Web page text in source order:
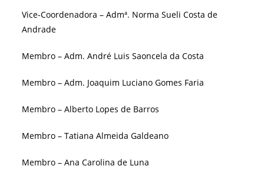
Vice-Coordenadora – Admª. Norma Sueli Costa de
Andrade
Membro – Adm. André Luis Saoncela da Costa
Membro – Adm. Joaquim Luciano Gomes Faria
Membro – Alberto Lopes de Barros
Membro – Tatiana Almeida Galdeano
Membro – Ana Carolina de Luna